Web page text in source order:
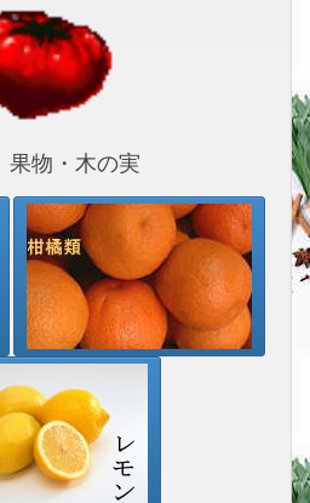
果物・木の実